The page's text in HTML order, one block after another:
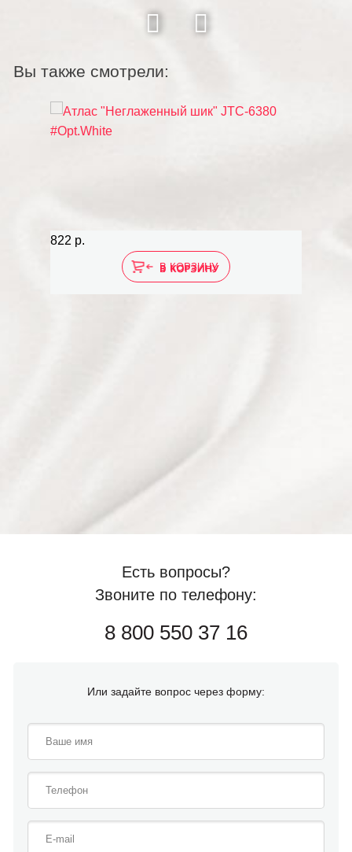
Вы также смотрели:
822 р.
В КОРЗИНУ
Есть вопросы?
Звоните по телефону:
8 800 550 37 16
Или задайте вопрос через форму: